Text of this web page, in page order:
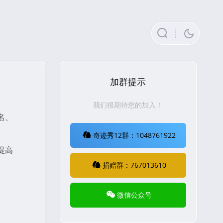
高
加群提示
我们很期待您的加入！
奇迹秀12群：1048761922
捐赠群：767013610
微信公众号